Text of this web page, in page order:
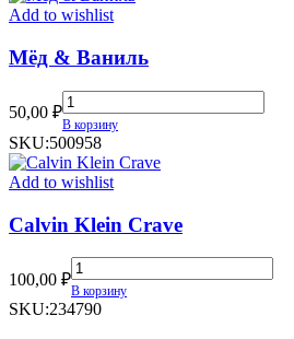
quantity
Add to wishlist
Мёд & Ваниль
50,00 ₽
Мёд
&
Ваниль
quantity
В корзину
SKU:500958
Add to wishlist
Calvin Klein Crave
100,00 ₽
Calvin
Klein
Crave
В корзину
SKU:234790